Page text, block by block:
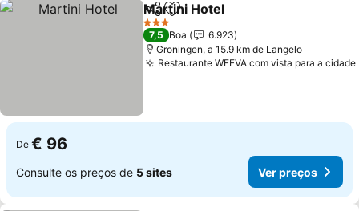
PartilharAdicionar aos favoritos
Martini Hotel
3 Estrelas
7,5 Boa
6.923
Groningen, a 15.9 km de Langelo
Restaurante WEEVA com vista para a cidade
De € 96
Consulte os preços de 5 sites Ver preços